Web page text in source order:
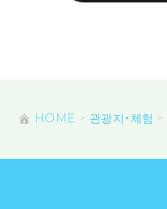
HOME 관광지・체험